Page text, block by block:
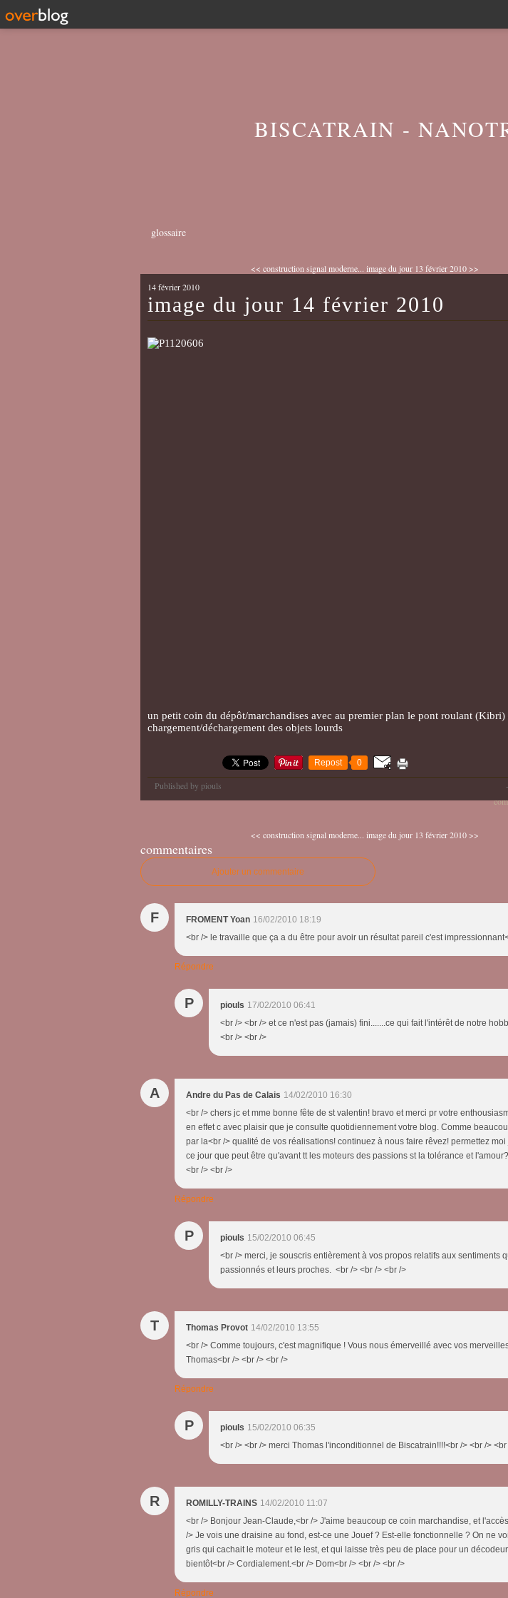
BISCATRAIN -
glossaire
<< construction signal moderne... image du jour 13 février 2010 >>
14 février 2010
image du jour 14 février 2010
un petit coin du dépôt/marchandises avec au premier plan le pont roulant (Kibri)
chargement/déchargement des objets lourds
Repost 0
Published by piouls -
<< construction signal moderne... image du jour 13 février 2010 >>
commentaires
Ajouter un commentaire
F FROMENT Yoan 16/02/2010 18:19
<br /> le travaille que ça a du être pour avoir un résultat pareil c'est
Répondre
P piouls 17/02/2010 06:41
<br /> <br /> et ce n'est pas (jamais) fini.......ce qui fait l'intérêt de notre
<br /> <br />
A Andre du Pas de Calais 14/02/2010 16:30
<br /> chers jc et mme bonne fête de st valentin! bravo et merci pr votre
en effet c avec plaisir que je consulte quotidiennement votre blog. Comme
par la<br /> qualité de vos réalisations! continuez à nous faire rêvez! permettez
ce jour que peut être qu'avant tt les moteurs des passions st la tolérance et
<br /> <br />
Répondre
P piouls 15/02/2010 06:45
<br /> merci, je souscris entièrement à vos propos relatifs aux sentiments
passionnés et leurs proches. <br /> <br /> <br />
T Thomas Provot 14/02/2010 13:55
<br /> Comme toujours, c'est magnifique ! Vous nous émerveillé avec vos
Thomas<br /> <br /> <br />
Répondre
P piouls 15/02/2010 06:35
<br /> <br /> merci Thomas l'inconditionnel de Biscatrain!!!!<br /> <br /> <br
R ROMILLY-TRAINS 14/02/2010 11:07
<br /> Bonjour Jean-Claude,<br /> J'aime beaucoup ce coin marchandise, et
/> Je vois une draisine au fond, est-ce une Jouef ? Est-elle fonctionnelle ? On ne
gris qui cachait le moteur et le lest, et qui laisse très peu de place pour un
bientôt<br /> Cordialement.<br /> Dom<br /> <br /> <br />
Répondre